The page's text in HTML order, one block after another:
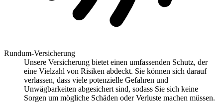
Rundum-Versicherung
Unsere Versicherung bietet einen umfassenden Schutz, der
eine Vielzahl von Risiken abdeckt. Sie können sich darauf
verlassen, dass viele potenzielle Gefahren und
Unwägbarkeiten abgesichert sind, sodass Sie sich keine
Sorgen um mögliche Schäden oder Verluste machen müssen.